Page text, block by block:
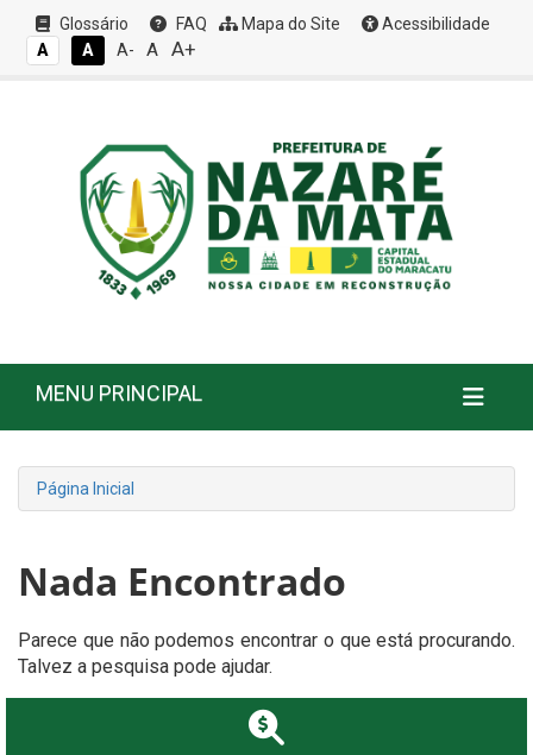
Glossário FAQ Mapa do Site
Acessibilidade
A
A A- A A+
MENU PRINCIPAL
Página Inicial
Nada Encontrado
Parece que não podemos encontrar o que está procurando.
Talvez a pesquisa pode ajudar.